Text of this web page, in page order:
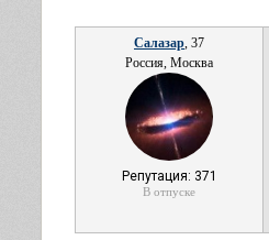
Салазар, 37
Россия, Москва
Репутация: 371
В отпуске